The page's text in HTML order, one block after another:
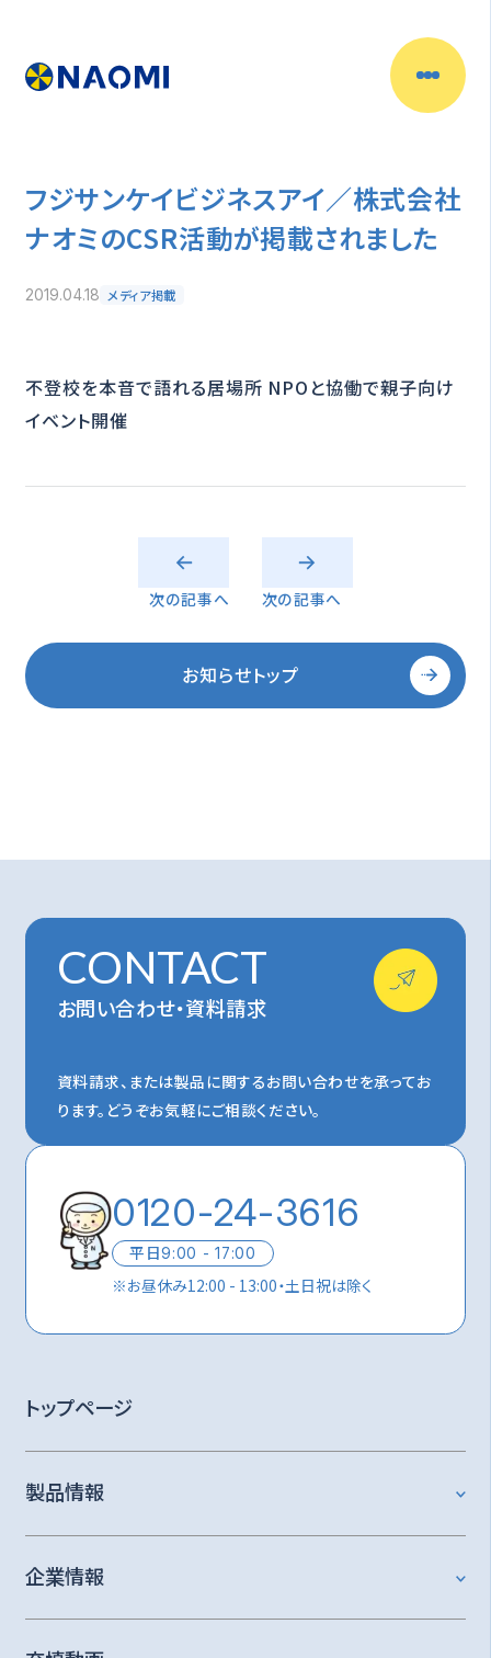
フジサンケイビジネスアイ／株式会社
ナオミのCSR活動が掲載されました
2019.04.18 メディア掲載
不登校を本音で語れる居場所 NPOと協働で親子向け
イベント開催
次の記事へ 次の記事へ
お知らせトップ
CONTACT
お問い合わせ・資料請求
資料請求、または製品に関するお問い合わせを承ってお
ります。 どうぞお気軽にご相談ください。
0120-24-3616
平日9:00 - 17:00
※お昼休み12:00 - 13:00・土日祝は除く
トップページ
製品情報
企業情報